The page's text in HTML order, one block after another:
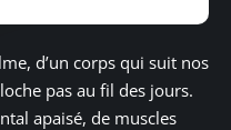
d’un corps qui suit nos
pas au fil des jours.
apaisé, de muscles